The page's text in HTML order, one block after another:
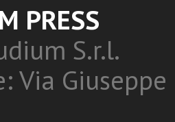
PRESS
S.r.l.
Via